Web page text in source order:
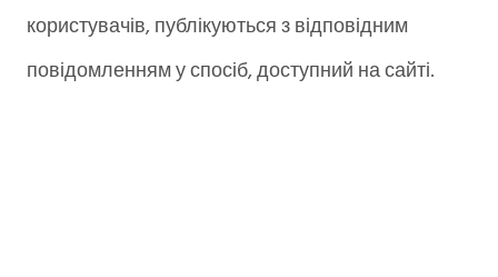
користувачів, публікуються з відповідним
повідомленням у спосіб, доступний на сайті.